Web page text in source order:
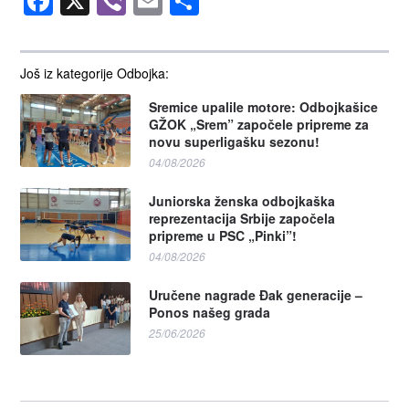
Još iz kategorije Odbojka:
Sremice upalile motore: Odbojkašice
GŽOK „Srem” započele pripreme za
novu superligašku sezonu!
04/08/2026
Juniorska ženska odbojkaška
reprezentacija Srbije započela
pripreme u PSC „Pinki”!
04/08/2026
Uručene nagrade Đak generacije –
Ponos našeg grada
25/06/2026